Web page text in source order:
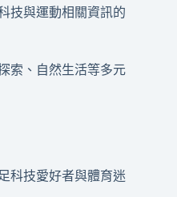
技與運動相關資訊的
索、自然生活等多元
科技愛好者與體育迷